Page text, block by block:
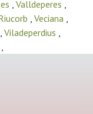
, Valldeperes ,
, Veciana ,
, Viladeperdius ,
,